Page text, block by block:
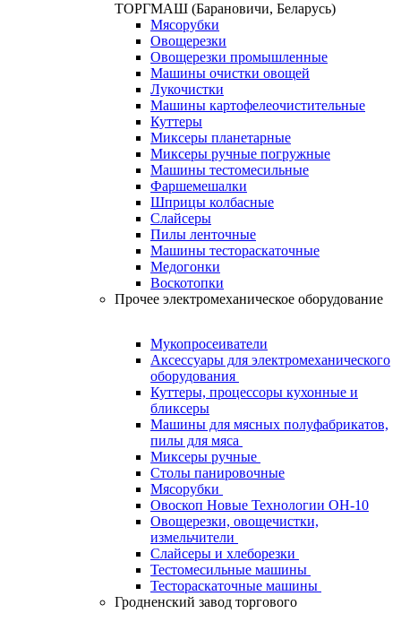
ТОРГМАШ (Барановичи, Беларусь)
Мясорубки
Овощерезки
Овощерезки промышленные
Машины очистки овощей
Лукочистки
Машины картофелеочистительные
Куттеры
Миксеры планетарные
Миксеры ручные погружные
Машины тестомесильные
Фаршемешалки
Шприцы колбасные
Слайсеры
Пилы ленточные
Машины тестораскаточные
Медогонки
Воскотопки
Прочее электромеханическое оборудование
Мукопросеиватели
Аксессуары для электромеханического
оборудования
Куттеры, процессоры кухонные и
бликсеры
Машины для мясных полуфабрикатов,
пилы для мяса
Миксеры ручные
Столы панировочные
Мясорубки
Овоскоп Новые Технологии ОН-10
Овощерезки, овощечистки,
измельчители
Слайсеры и хлеборезки
Тестомесильные машины
Тестораскаточные машины
Гродненский завод торгового